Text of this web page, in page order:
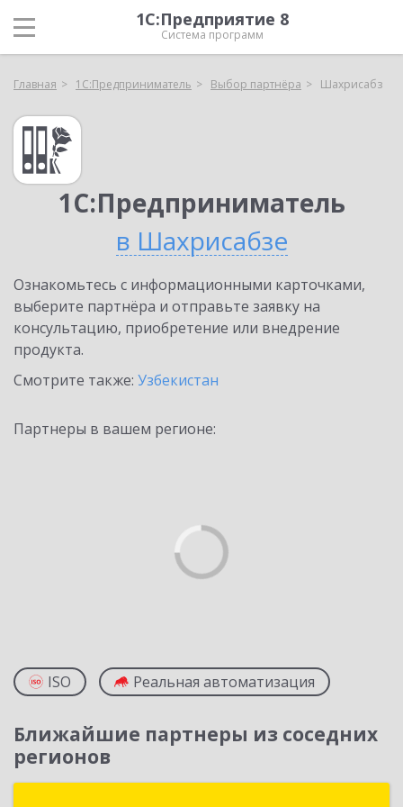
1С:Предприятие 8
Система программ
Главная 1С:Предприниматель Выбор партнёра Шахрисабз
1С:Предприниматель
в Шахрисабзе
Ознакомьтесь с информационными карточками,
выберите партнёра и отправьте заявку на
консультацию, приобретение или внедрение
продукта.
Смотрите также: Узбекистан
Партнеры в вашем регионе:
ISO Реальная автоматизация
Ближайшие партнеры из соседних
регионов